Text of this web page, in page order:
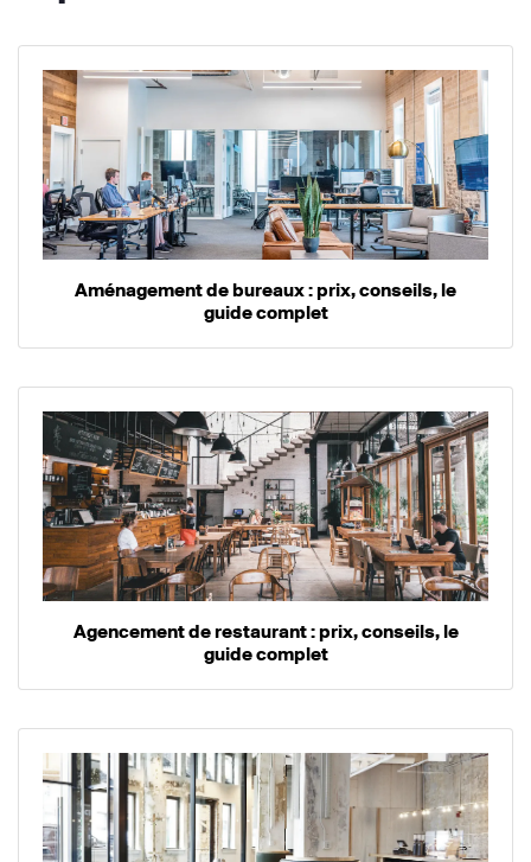
Aménagement de bureaux : prix, conseils, le
guide complet
Agencement de restaurant : prix, conseils, le
guide complet